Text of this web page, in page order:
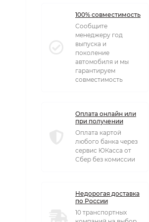
100% совместимость
Сообщите
менеджеру год
выпуска и
поколение
автомобиля и мы
гарантируем
совместимость
Оплата онлайн или
при получении
Оплата картой
любого банка через
сервис ЮКасса от
Сбер без комиссии
Недорогая доставка
по России
10 транспортных